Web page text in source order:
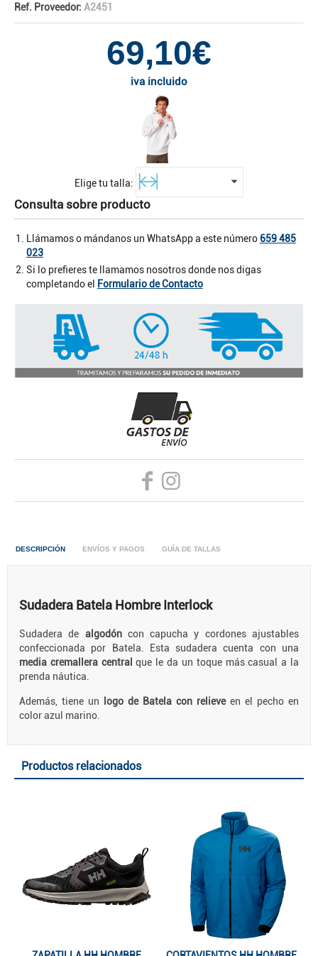
Ref. Proveedor: A2451
69,10€
iva incluido
Elige tu talla:
Consulta sobre producto
Llámamos o mándanos un WhatsApp a este número 659 485
023
Si lo prefieres te llamamos nosotros donde nos digas
completando el
Formulario de Contacto
DESCRIPCIÓN ENVÍOS Y PAGOS GUÍA DE TALLAS
Sudadera Batela Hombre Interlock
Sudadera de algodóncon capucha y cordones ajustables
confeccionada por Batela. Esta sudadera cuenta con una
media cremallera central que le da un toque más casual a la
prenda náutica.
Además, tiene un logo de Batela con relieveen el pecho en
color azul marino.
Productos relacionados